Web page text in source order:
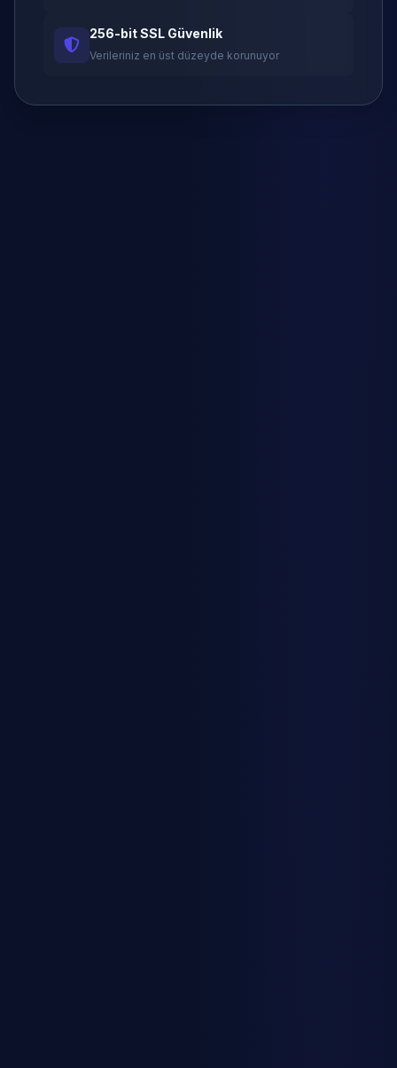
256-bit SSL Güvenlik
Verileriniz en üst düzeyde korunuyor